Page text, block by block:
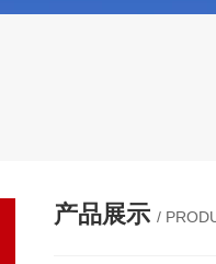
产品展示 /